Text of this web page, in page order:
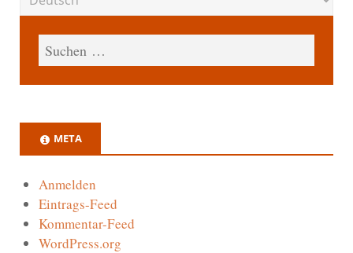
META
Anmelden
Eintrags-Feed
Kommentar-Feed
WordPress.org